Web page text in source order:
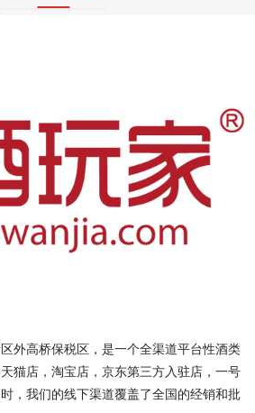
外高桥保税区，是一个全渠道平台性酒类
猫店，淘宝店，京东第三方入驻店，一号
，我们的线下渠道覆盖了全国的经销和批